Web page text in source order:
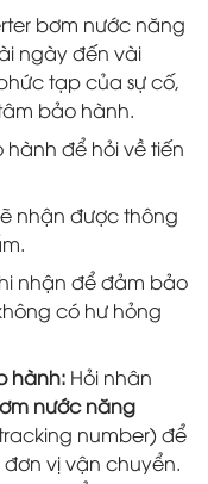
bơm nước năng
ngày đến vài
tạp của sự cố,
bảo hành.
hành để hỏi về tiến
nhận được thông
nhận để đảm bảo
có hư hỏng
hành: Hỏi nhân
nước năng
number) để
vị vận chuyển.